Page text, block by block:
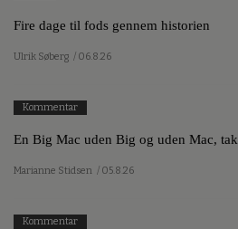
Fire dage til fods gennem historien
Ulrik Søberg / 06.8.26
Kommentar
En Big Mac uden Big og uden Mac, tak
Marianne Stidsen / 05.8.26
Kommentar